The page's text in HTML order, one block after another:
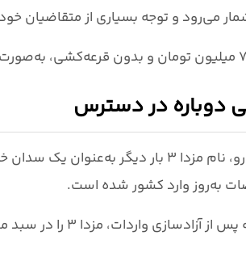
می‌رود و توجه بسیاری از متقاضیان
و بدون قرعه‌کشی، به‌صورت
، نام مزدا 3 بار دیگر
به‌روز وارد کشور شده است.
از جمله